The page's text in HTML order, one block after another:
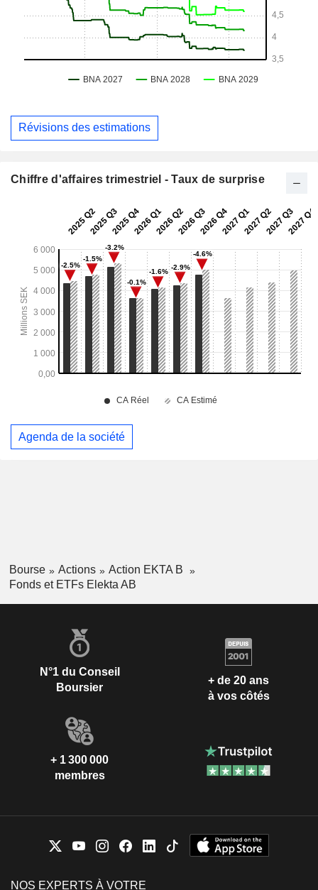
Révisions des estimations
Chiffre d'affaires trimestriel - Taux de surprise
Agenda de la société
Bourse Actions
Action EKTA B
Fonds et ETFs Elekta AB
N°1 du Conseil
Boursier
+ de 20 ans
à vos côtés
+ 1 300 000
membres
NOS EXPERTS À VOTRE